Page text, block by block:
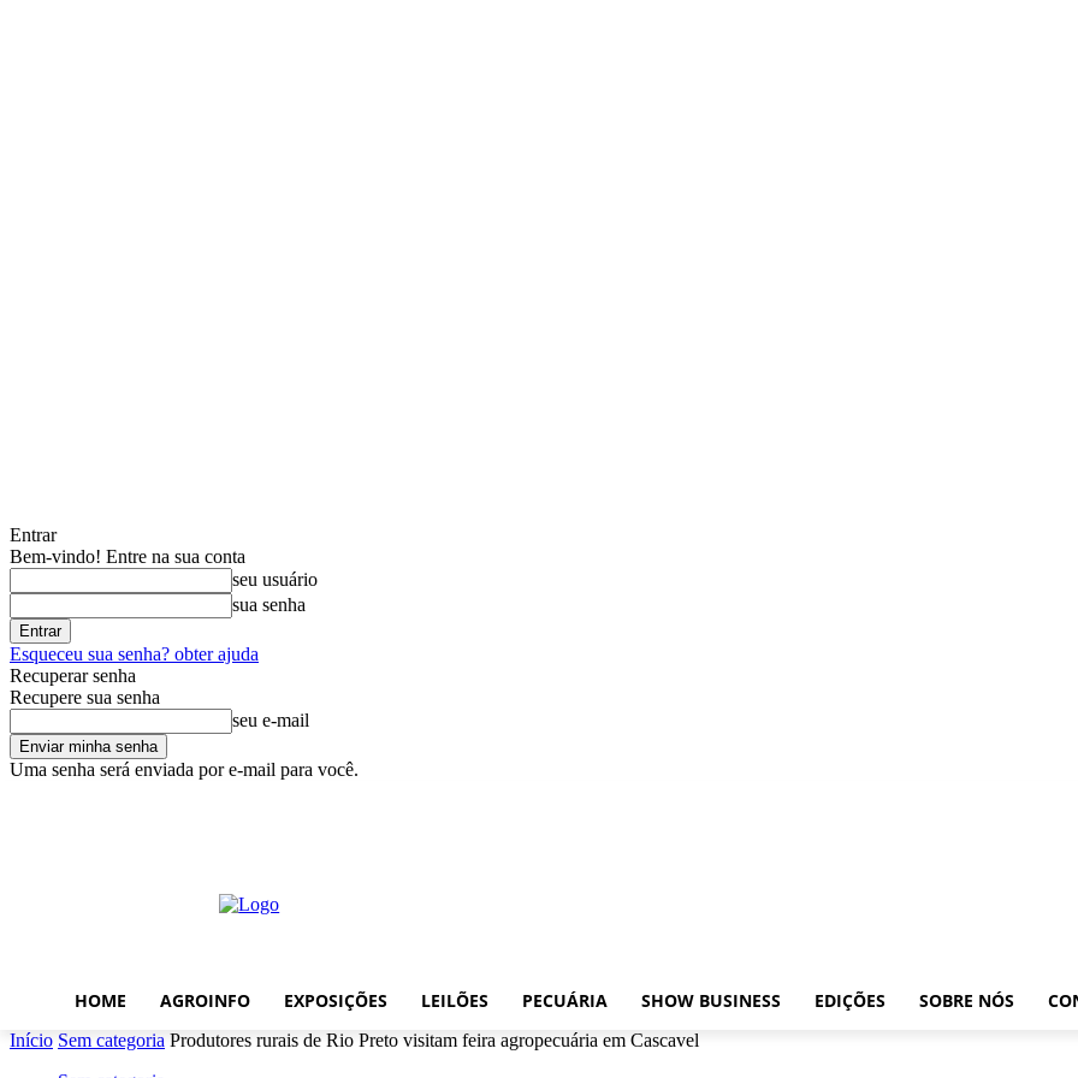
Entrar
Bem-vindo! Entre na sua conta
seu usuário
sua senha
Esqueceu sua senha? obter ajuda
Recuperar senha
Recupere sua senha
seu e-mail
Uma senha será enviada por e-mail para você.
HOME AGROINFO EXPOSIÇÕES LEILÕES PECUÁRIA SHOW BUSINESS EDIÇÕES SOBRE NÓS
Início Sem categoria Produtores rurais de Rio Preto visitam feira agropecuária em Cascavel